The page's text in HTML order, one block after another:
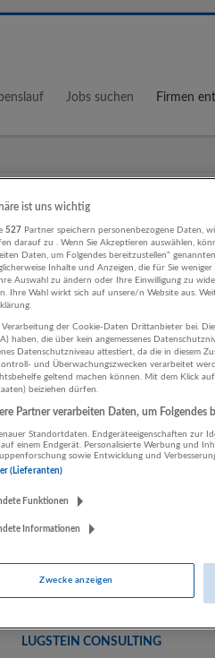
Jobs suchen Firmen
Wo?
Bau
Bau | Holz | Immobilien Hillebrand
Wals-Siezenheim
Bau
binderholz Gruppe
LUGSTEIN CONSULTING
ist uns wichtig
527 Partner speichern personenbezogene Daten,
darauf zu . Wenn Sie Akzeptieren auswählen,
Daten, um Folgendes bereitzustellen“
Inhalte und Anzeigen, die für Sie
Auswahl zu ändern oder Ihre Einwilligung zu
Ihre Wahl wirkt sich auf unsere/n Website aus.
der Cookie-Daten Drittanbieter bei.
haben, die über kein angemessenes
Datenschutzniveau attestiert, da die in diesem
und Überwachungszwecken verarbeitet
geltend machen können. Mit dem Klick
beiziehen dürfen.
Partner verarbeiten Daten, um Folgendes
Standortdaten. Endgeräteeigenschaften zur
einem Endgerät. Personalisierte Werbung und
sowie Entwicklung und
(Lieferanten)
Funktionen
Informationen
Zwecke anzeigen